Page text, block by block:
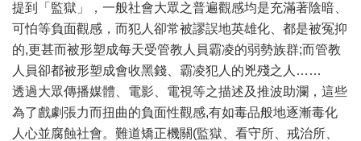
提到「監獄」，一般社會大眾之普遍觀感均是充滿著陰暗、
可怕等負面觀感，而犯人卻常被謬誤地英雄化、都是被冤抑
的,更甚而被形塑成每天受管教人員霸凌的弱勢族群;而管教
人員卻都被形塑成會收黑錢、霸凌犯人的兇殘之人……
透過大眾傳播媒體、電影、電視等之描述及推波助瀾，這些
為了戲劇張力而扭曲的負面性觀感,有如毒品般地逐漸毒化
人心並腐蝕社會。難道矯正機關(監獄、看守所、戒治所、